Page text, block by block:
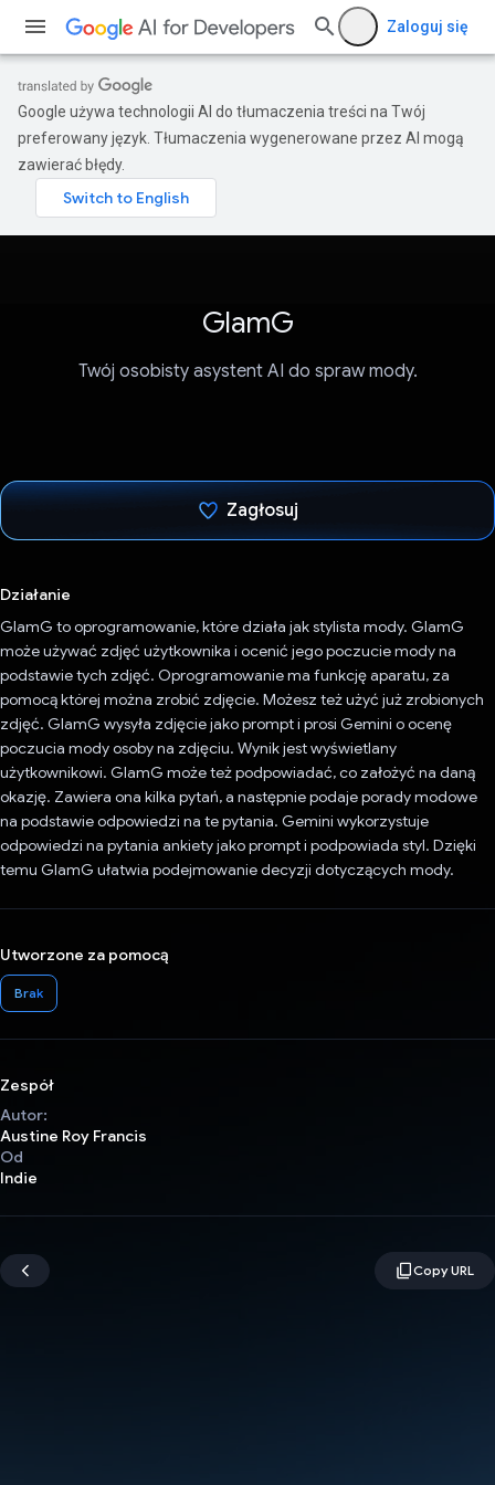
Zaloguj się
Google używa technologii AI do tłumaczenia treści na Twój
preferowany język. Tłumaczenia wygenerowane przez AI mogą
zawierać błędy.
GlamG
Twój osobisty asystent AI do spraw mody.
Zagłosuj
Działanie
GlamG to oprogramowanie, które działa jak stylista mody. GlamG
może używać zdjęć użytkownika i ocenić jego poczucie mody na
podstawie tych zdjęć. Oprogramowanie ma funkcję aparatu, za
pomocą której można zrobić zdjęcie. Możesz też użyć już zrobionych
zdjęć. GlamG wysyła zdjęcie jako prompt i prosi Gemini o ocenę
poczucia mody osoby na zdjęciu. Wynik jest wyświetlany
użytkownikowi. GlamG może też podpowiadać, co założyć na daną
okazję. Zawiera ona kilka pytań, a następnie podaje porady modowe
na podstawie odpowiedzi na te pytania. Gemini wykorzystuje
odpowiedzi na pytania ankiety jako prompt i podpowiada styl. Dzięki
temu GlamG ułatwia podejmowanie decyzji dotyczących mody.
Utworzone za pomocą
Brak
Zespół
Autor:
Austine Roy Francis
Od
Indie